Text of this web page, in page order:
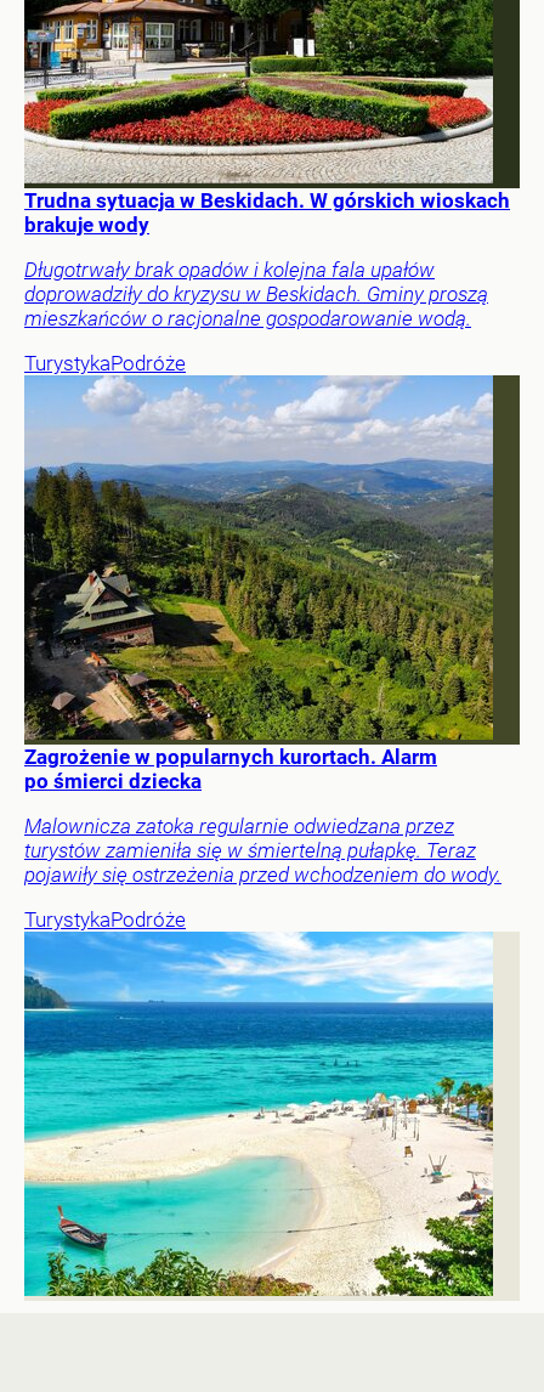
Trudna sytuacja w Beskidach. W górskich wioskach
brakuje wody
Długotrwały brak opadów i kolejna fala upałów
doprowadziły do kryzysu w Beskidach. Gminy proszą
mieszkańców o racjonalne gospodarowanie wodą.
TurystykaPodróże
Zagrożenie w popularnych kurortach. Alarm
po śmierci dziecka
Malownicza zatoka regularnie odwiedzana przez
turystów zamieniła się w śmiertelną pułapkę. Teraz
pojawiły się ostrzeżenia przed wchodzeniem do wody.
TurystykaPodróże